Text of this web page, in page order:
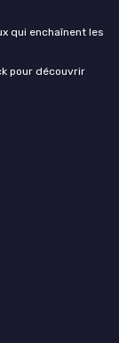
qui enchaînent les
pour découvrir